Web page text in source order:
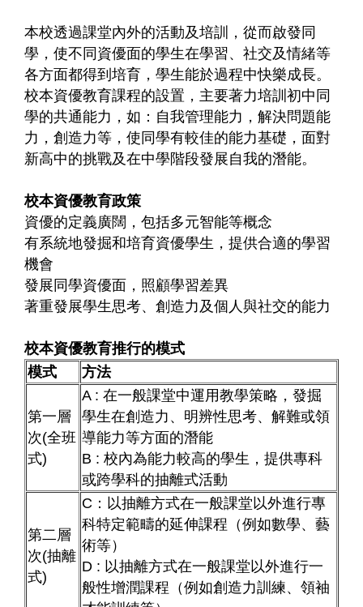
本校透過課堂內外的活動及培訓，從而啟發同
學，使不同資優面的學生在學習、社交及情緒等
各方面都得到培育，學生能於過程中快樂成長。
校本資優教育課程的設置，主要著力培訓初中同
學的共通能力，如：自我管理能力，解決問題能
力，創造力等，使同學有較佳的能力基礎，面對
新高中的挑戰及在中學階段發展自我的潛能。
校本資優教育政策
資優的定義廣闊，包括多元智能等概念
有系統地發掘和培育資優學生，提供合適的學習
機會
發展同學資優面，照顧學習差異
著重發展學生思考、創造力及個人與社交的能力
校本資優教育推行的模式
模式
方法
第一層
次(全班
式)
A : 在一般課堂中運用教學策略，發掘
學生在創造力、明辨性思考、解難或領
導能力等方面的潛能
B : 校內為能力較高的學生，提供專科
或跨學科的抽離式活動
第二層
次(抽離
式)
C：以抽離方式在一般課堂以外進行專
科特定範疇的延伸課程（例如數學、藝
術等）
D : 以抽離方式在一般課堂以外進行一
般性增潤課程（例如創造力訓練、領袖